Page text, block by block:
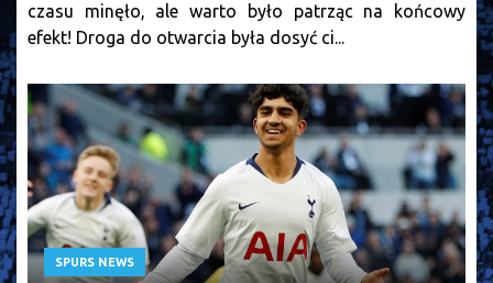
czasu minęło, ale warto było patrząc na końcowy
efekt! Droga do otwarcia była dosyć ci...
SPURS NEWS